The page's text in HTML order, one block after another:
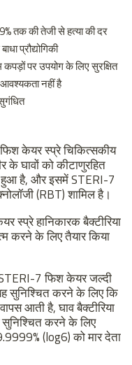
तक की तेजी से हत्या की दर
प्रौद्योगिकी
पर उपयोग के लिए सुरक्षित
नहीं है
केयर स्प्रे चिकित्सकीय
के घावों को कीटाणुरहित
हुआ है, और इसमें STERI-7
(RBT) शामिल है।
स्प्रे हानिकारक बैक्टीरिया
करने के लिए तैयार किया
7 फिश केयर जल्दी
सुनिश्चित करने के लिए कि
आती है, घाव बैक्टीरिया
करने के लिए
(log6) को मार देता